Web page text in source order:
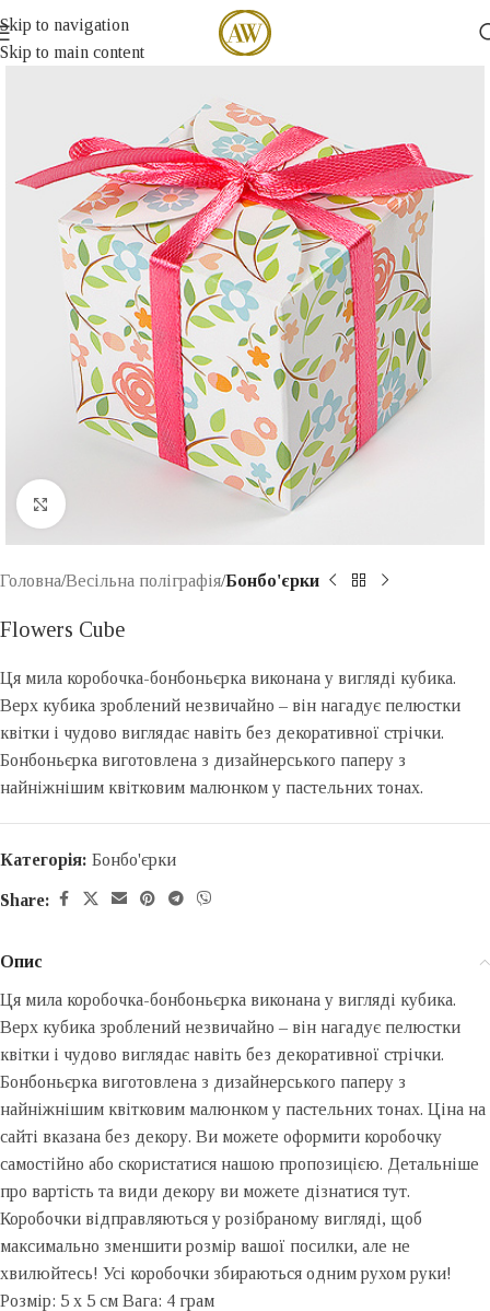
Skip to navigation
Skip to main content
Click to enlarge
Головна Весільна поліграфія Бонбо'єрки
Flowers Cube
Ця мила коробочка-бонбоньєрка виконана у вигляді кубика.
Верх кубика зроблений незвичайно – він нагадує пелюстки
квітки і чудово виглядає навіть без декоративної стрічки.
Бонбоньєрка виготовлена з дизайнерського паперу з
найніжнішим квітковим малюнком у пастельних тонах.
Категорія: Бонбо'єрки
Share:
Опис
Ця мила коробочка-бонбоньєрка виконана у вигляді кубика.
Верх кубика зроблений незвичайно – він нагадує пелюстки
квітки і чудово виглядає навіть без декоративної стрічки.
Бонбоньєрка виготовлена з дизайнерського паперу з
найніжнішим квітковим малюнком у пастельних тонах. Ціна на
сайті вказана без декору. Ви можете оформити коробочку
самостійно або скористатися нашою пропозицією. Детальніше
про вартість та види декору ви можете дізнатися тут.
Коробочки відправляються у розібраному вигляді, щоб
максимально зменшити розмір вашої посилки, але не
хвилюйтесь! Усі коробочки збираються одним рухом руки!
Розмір: 5 x 5 см Вага: 4 грам